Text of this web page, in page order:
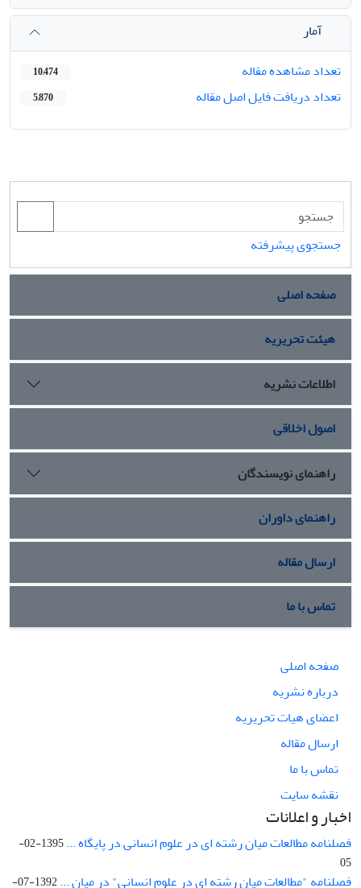
آمار
تعداد مشاهده مقاله
10,474
تعداد دریافت فایل اصل مقاله 5,870
جستجوی پیشرفته
صفحه اصلی
هیئت تحریریه
اطلاعات نشریه
اصول اخلاقی
راهنمای نویسندگان
راهنمای داوران
ارسال مقاله
تماس با ما
صفحه اصلی
درباره نشریه
اعضای هیات تحریریه
ارسال مقاله
تماس با ما
نقشه سایت
اخبار و اعلانات
فصلنامه مطالعات میان رشته ای در علوم انسانی در پایگاه ...
1395-02-
05
فصلنامه "مطالعات میان رشته ای در علوم انسانی" در میان ... 1392-07-